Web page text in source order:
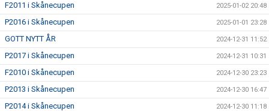
F2011 i Skånecupen 2025-01-02 20:48
P2016 i Skånecupen 2025-01-01 23:28
GOTT NYTT ÅR 2024-12-31 11:52
P2017 i Skånecupen 2024-12-31 10:31
F2010 i Skånecupen 2024-12-30 23:23
P2013 i Skånecupen 2024-12-30 16:47
P2014 i Skånecupen 2024-12-30 11:18